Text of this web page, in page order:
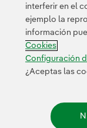
Configuración
©
interferir en el
ejemplo la
información
Cookies
Configuración
¿Aceptas las